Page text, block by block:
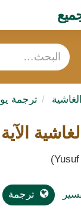
ترجمة
الآية 10
ترجمة